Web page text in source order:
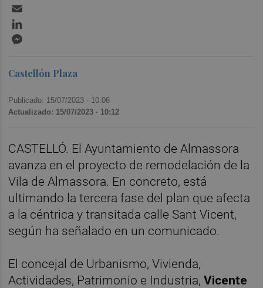
Castellón Plaza
Publicado: 15/07/2023 · 10:06
Actualizado: 15/07/2023 · 10:12
CASTELLÓ. El Ayuntamiento de Almassora
avanza en el proyecto de remodelación de la
Vila de Almassora. En concreto, está
ultimando la tercera fase del plan que afecta
a la céntrica y transitada calle Sant Vicent,
según ha señalado en un comunicado.
El concejal de Urbanismo, Vivienda,
Actividades, Patrimonio e Industria,Vicente